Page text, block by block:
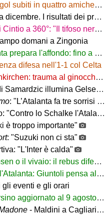
subiti in quattro amichevoli
dei preliminari, Vicenza subito fuori
nerazzurro non può sentirsi trattato come un
domani a Zingonia
l'affondo: fino a 25 milioni
difesa nell'1-1 col Celta
trauma al ginocchio sinistro
illumina Gelsenkirchen
: "L’Atalanta fa tre sorrisi in Germania, ora il mercato"
lo Schalke l'Atalanta vince 3-0"
è troppo importante"
: "Suzuki non ci sta"
"L'Inter è calda"
vivaio: il rebus difesa dell'Atalanta
Giuntoli pensa al colpo dal Como
gli eventi e gli orari
al 9 agosto 2026. Cantiere aperto per Beati
- Maldini a Cagliari e Lukaku saluta il Napoli. L'Inter frena su Romero e Diaby